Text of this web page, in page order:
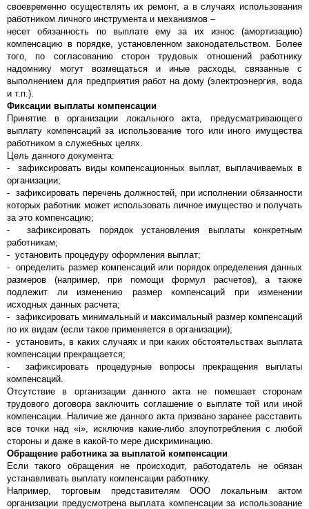
своевременно осуществлять их ремонт, а в случаях использования
работником личного инструмента и механизмов –
несет обязанность по выплате ему за их износ (амортизацию)
компенсацию в порядке, установленном законодательством. Более
того, по согласованию сторон трудовых отношений работнику
надомнику могут возмещаться и иные расходы, связанные с
выполнением для предприятия работ на дому (электроэнергия, вода
и т.п.).
Фиксации выплаты компенсации
Принятие в организации локального акта, предусматривающего
выплату компенсаций за использование того или иного имущества
работником в служебных целях.
Цель данного документа:
- зафиксировать виды компенсационных выплат, выплачиваемых в
организации;
- зафиксировать перечень должностей, при исполнении обязанности
которых работник может использовать личное имущество и получать
за это компенсацию;
- зафиксировать порядок установления выплаты конкретным
работникам;
- установить процедуру оформления выплат;
- определить размер компенсаций или порядок определения данных
размеров (например, при помощи формул расчетов), а также
подлежит ли изменению размер компенсаций при изменении
исходных данных расчета;
- зафиксировать минимальный и максимальный размер компенсаций
по их видам (если такое применяется в организации);
- установить, в каких случаях и при каких обстоятельствах выплата
компенсации прекращается;
- зафиксировать процедурные вопросы прекращения выплаты
компенсаций.
Отсутствие в организации данного акта не помешает сторонам
трудового договора заключить соглашение о выплате той или иной
компенсации. Наличие же данного акта призвано заранее расставить
все точки над «i», исключив какие-либо злоупотребления с любой
стороны и даже в какой-то мере дискриминацию.
Обращение работника за выплатой компенсации
Если такого обращения не происходит, работодатель не обязан
устанавливать выплату компенсации работнику.
Например, торговым представителям ООО локальным актом
организации предусмотрена выплата компенсации за использование